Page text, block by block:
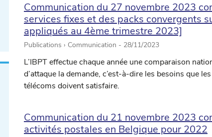
Communication du 27 novembre 2023
services fixes et des packs convergents
appliqués au 4ème trimestre 2023]
Publications › Communication - 28/11/2023
L’IBPT effectue chaque année une comparaison
d’attaque la demande, c’est-à-dire les besoins que
télécoms doivent satisfaire.
Communication du 21 novembre 2023
activités postales en Belgique pour 2022